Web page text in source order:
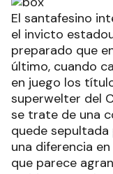
El santafesino
el invicto
preparado que
último, cuando
en juego los
superwelter del
se trate de una
quede sepultada
una diferencia
que parece